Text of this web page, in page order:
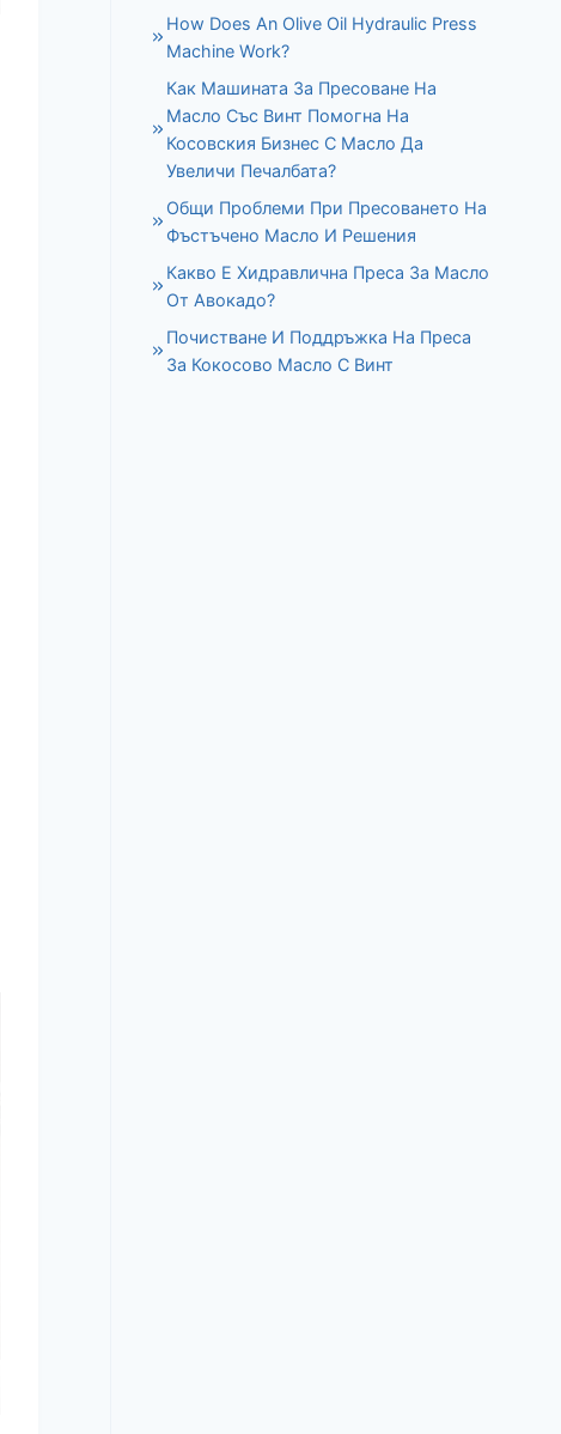
How Does An Olive Oil Hydraulic Press
Machine Work?
Как Машината За Пресоване На
Масло Със Винт Помогна На
Косовския Бизнес С Масло Да
Увеличи Печалбата?
Общи Проблеми При Пресоването На
Фъстъчено Масло И Решения
Какво Е Хидравлична Преса За Масло
От Авокадо?
Почистване И Поддръжка На Преса
За Кокосово Масло С Винт